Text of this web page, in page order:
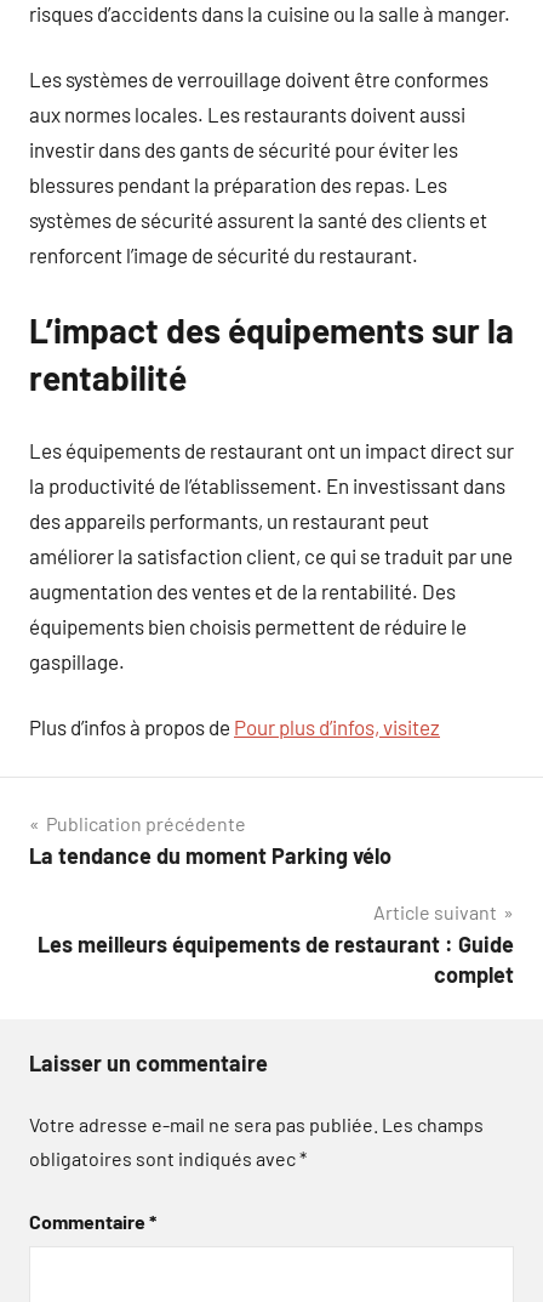
risques d’accidents dans la cuisine ou la salle à manger.
Les systèmes de verrouillage doivent être conformes
aux normes locales. Les restaurants doivent aussi
investir dans des gants de sécurité pour éviter les
blessures pendant la préparation des repas. Les
systèmes de sécurité assurent la santé des clients et
renforcent l’image de sécurité du restaurant.
L’impact des équipements sur la
rentabilité
Les équipements de restaurant ont un impact direct sur
la productivité de l’établissement. En investissant dans
des appareils performants, un restaurant peut
améliorer la satisfaction client, ce qui se traduit par une
augmentation des ventes et de la rentabilité. Des
équipements bien choisis permettent de réduire le
gaspillage.
Plus d’infos à propos de Pour plus d’infos, visitez
Navigation
de
Publication précédente
La tendance du moment Parking vélo
Article suivant
Les meilleurs équipements de restaurant : Guide
complet
Laisser un commentaire
Votre adresse e-mail ne sera pas publiée. Les champs
obligatoires sont indiqués avec*
Commentaire*